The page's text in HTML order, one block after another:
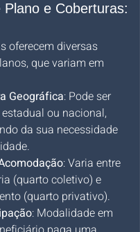
Plano e Coberturas:
oferecem diversas
que variam em
Geográfica: Pode ser
ou nacional,
da sua necessidade
: Varia entre
(quarto coletivo) e
(quarto privativo).
: Modalidade em